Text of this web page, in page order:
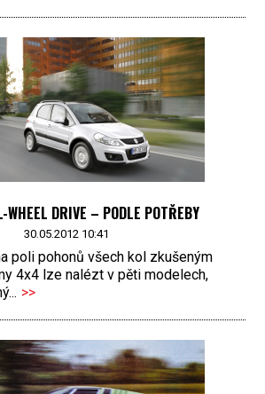
WHEEL DRIVE – PODLE POTŘEBY
30.05.2012 10:41
poli pohonů všech kol zkušeným
4x4 lze nalézt v pěti modelech,
>>